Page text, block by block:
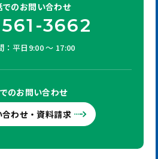
のお問い合わせ
3662
：平日9:00 ～ 17:00
のお問い合わせ
合わせ・資料請求